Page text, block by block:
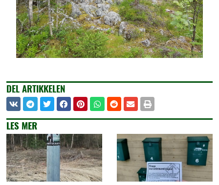
LES MER
DEL ARTIKKELEN